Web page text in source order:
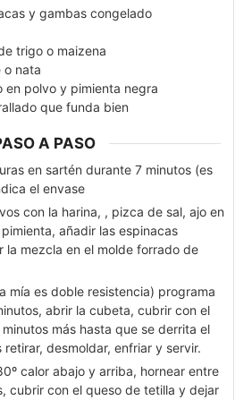
y gambas congelado
trigo o maizena
o nata
en polvo y pimienta negra
que funda bien
A PASO
en sartén durante 7 minutos (es
el envase
con la harina, , pizca de sal, ajo en
añadir las espinacas
la mezcla en el molde forrado de
mía es doble resistencia) programa
abrir la cubeta, cubrir con el
más hasta que se derrita el
retirar, desmoldar, enfriar y servir.
calor abajo y arriba, hornear entre
cubrir con el queso de tetilla y dejar